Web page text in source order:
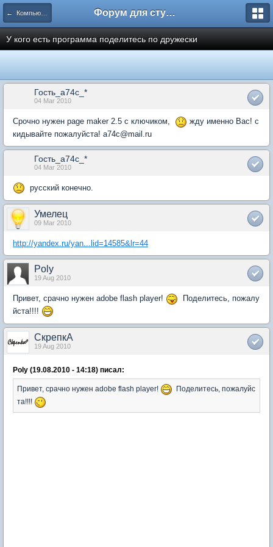
← Компьютеры и Интернет Форум для студента СГА
У кого есть программа поделитесь по дружески
Гость_a74c_*
04 Mar 2010
Срочно нужен page maker 2.5 с ключиком,
жду именно Вас! с
кидывайте пожалуйста! a74c@mail.ru
Гость_a74c_*
04 Mar 2010
русский конечно.
Умелец
09 Mar 2010
http://yandex.ru/yan...lid=14585&lr=44
Poly
19 Aug 2010
Привет, срачно нужен adobe flash player!
Поделитесь, пожалу
йста!!!!
СкрепкА
19 Aug 2010
Poly (19.08.2010 - 14:18) писал:
Привет, срачно нужен adobe flash player!
Поделитесь, пожалуйс
та!!!!